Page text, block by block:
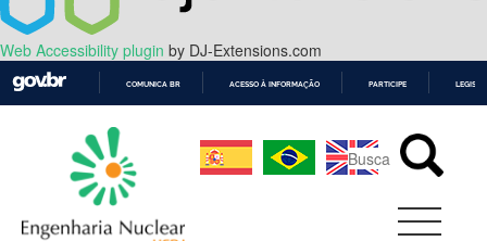
Web Accessibility plugin by DJ-Extensions.com
CONTEÚDO
COMUNICA BR ACESSO À INFORMAÇÃO PARTICIPE